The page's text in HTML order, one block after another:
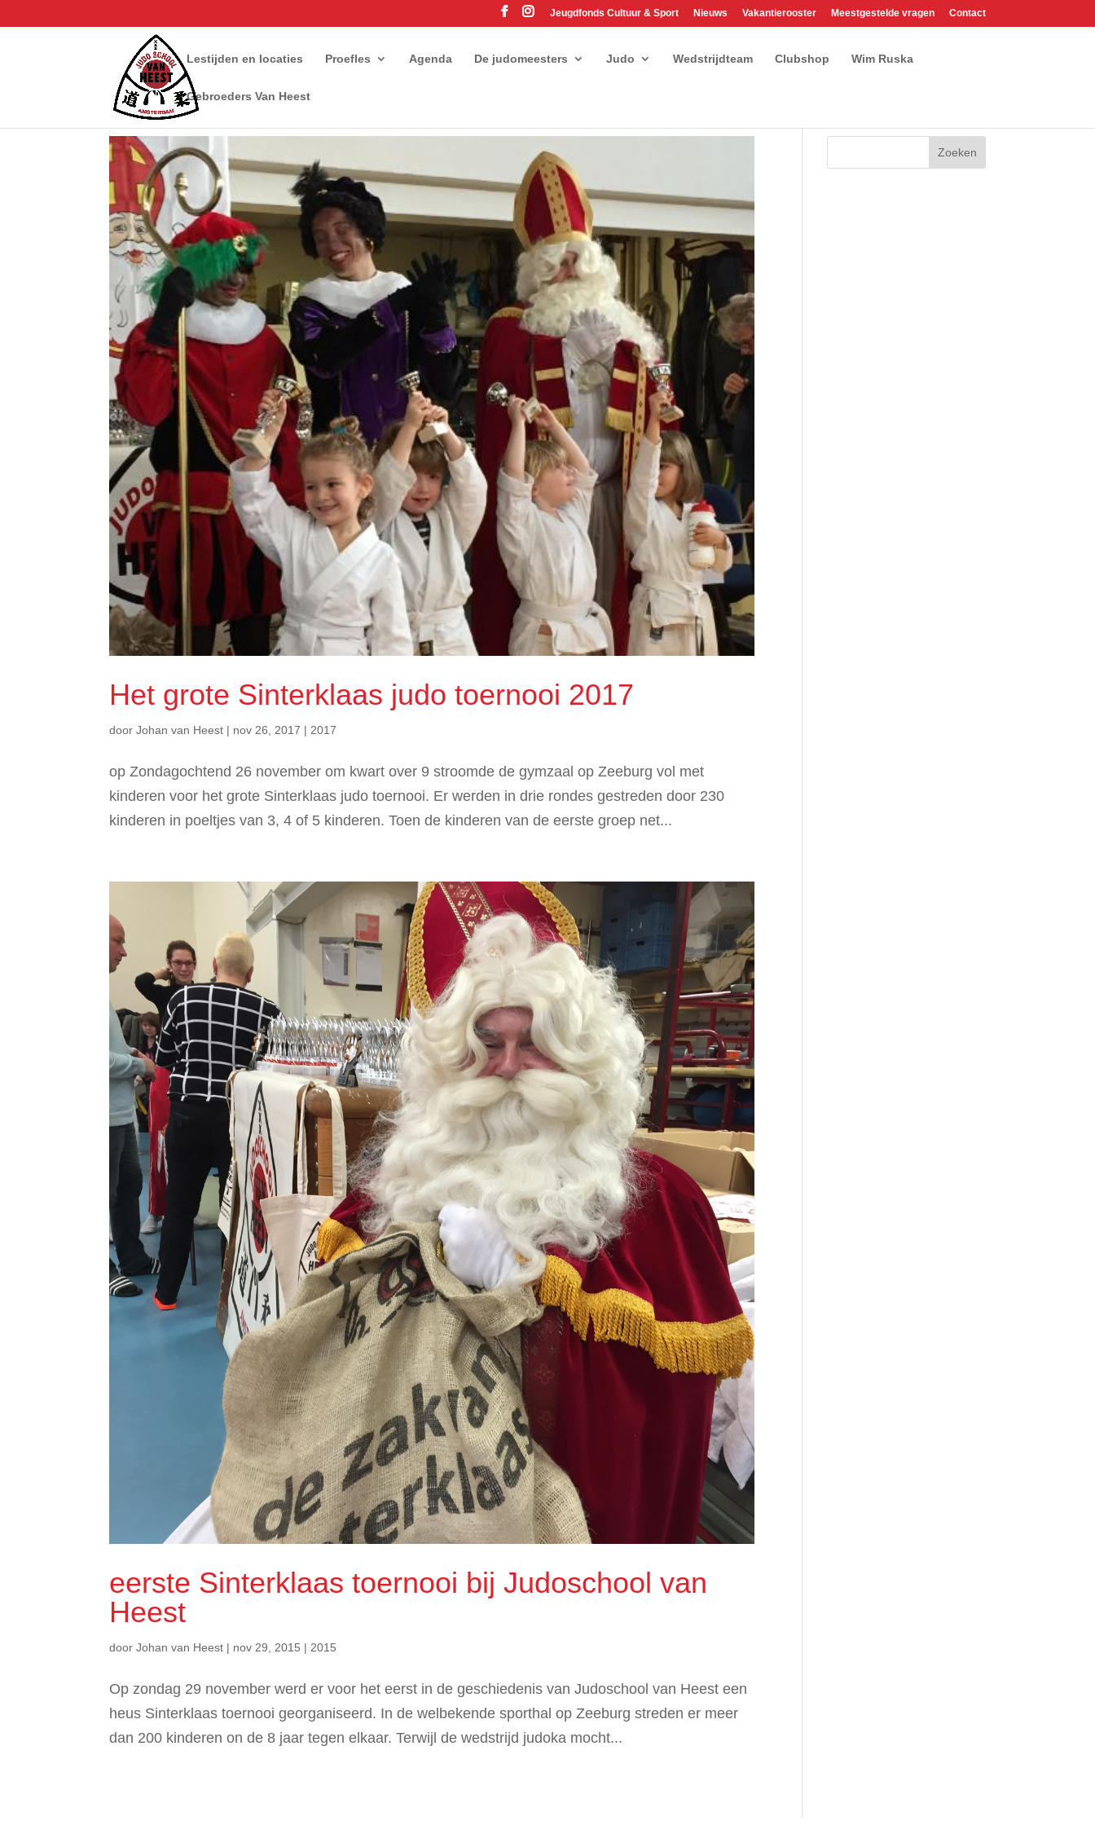
Jeugdfonds Cultuur & Sport Nieuws Vakantierooster Meestgestelde vragen Contact
Lestijden en locaties Proefles Agenda De judomeesters Judo Wedstrijdteam Clubshop Wim Ruska
Gebroeders Van Heest
Het grote Sinterklaas judo toernooi 2017
doorJohan van Heest | nov 26, 2017 | 2017
op Zondagochtend 26 november om kwart over 9 stroomde de gymzaal op Zeeburg vol met
kinderen voor het grote Sinterklaas judo toernooi. Er werden in drie rondes gestreden door 230
kinderen in poeltjes van 3, 4 of 5 kinderen. Toen de kinderen van de eerste groep net...
eerste Sinterklaas toernooi bij Judoschool van
Heest
doorJohan van Heest | nov 29, 2015 | 2015
Op zondag 29 november werd er voor het eerst in de geschiedenis van Judoschool van Heest een
heus Sinterklaas toernooi georganiseerd. In de welbekende sporthal op Zeeburg streden er meer
dan 200 kinderen on de 8 jaar tegen elkaar. Terwijl de wedstrijd judoka mocht...